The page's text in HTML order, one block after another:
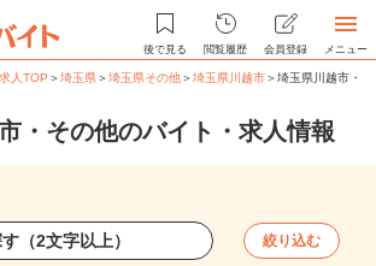
後で見る 閲覧履歴 会員登録 メニュー
人TOP ＞埼玉県＞埼玉県その他＞埼玉県川越市＞埼玉県川越市・
・その他のバイト・求人情報
絞り込む